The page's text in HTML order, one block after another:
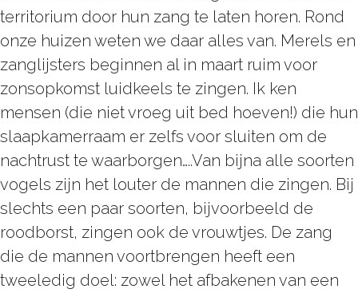
territorium door hun zang te laten horen. Rond
onze huizen weten we daar alles van. Merels en
zanglijsters beginnen al in maart ruim voor
zonsopkomst luidkeels te zingen. Ik ken
mensen (die niet vroeg uit bed hoeven!) die hun
slaapkamerraam er zelfs voor sluiten om de
nachtrust te waarborgen…..Van bijna alle soorten
vogels zijn het louter de mannen die zingen. Bij
slechts een paar soorten, bijvoorbeeld de
roodborst, zingen ook de vrouwtjes. De zang
die de mannen voortbrengen heeft een
tweeledig doel: zowel het afbakenen van een